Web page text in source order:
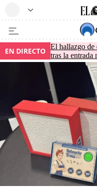
EN DIRECTO El hallazgo de
tras la entrada